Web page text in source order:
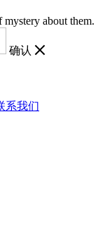
mystery about them.
确认
系我们